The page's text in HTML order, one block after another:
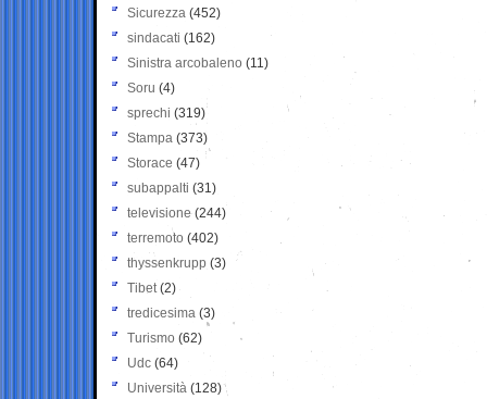
Sicurezza (452)
sindacati (162)
Sinistra arcobaleno (11)
Soru (4)
sprechi (319)
Stampa (373)
Storace (47)
subappalti (31)
televisione(244)
terremoto (402)
thyssenkrupp (3)
Tibet(2)
tredicesima (3)
Turismo (62)
Udc (64)
Università (128)